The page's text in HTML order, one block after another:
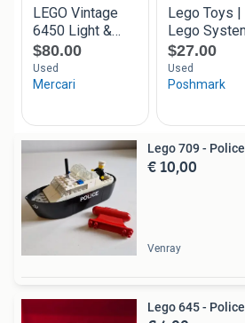
Lego 709 -
€ 10,00
Venray
Lego 645 -